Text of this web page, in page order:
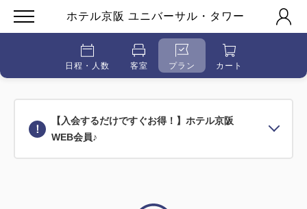
ホテル京阪 ユニバーサル・タワー
日程・人数 客室 プラン カート
【入会するだけですぐお得！】ホテル京阪
WEB会員♪